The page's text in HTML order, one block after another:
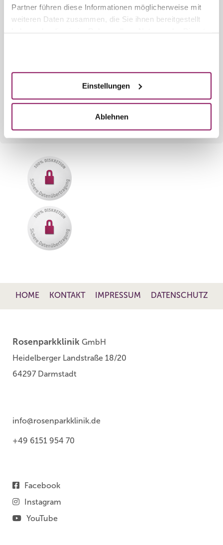
Partner führen diese Informationen möglicherweise mit
weiteren Daten zusammen, die Sie ihnen bereitgestellt
Einstellungen
Ablehnen
weitere Termine >
Wenn Sie den Termin vorzeitig absagen möchten,
senden Sie dazu bitte eine E-Mail an
info[at]rosenparkklinik.de.
HOME KONTAKT IMPRESSUM DATENSCHUTZ
Rosenparkklinik GmbH
Heidelberger Landstraße 18/20
64297 Darmstadt
info@rosenparkklinik.de
+49 6151 954 70
Facebook
Instagram
YouTube